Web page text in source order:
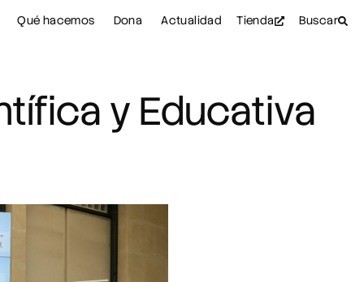
Qué hacemos Dona Actualidad Tienda Buscar
y Educativa